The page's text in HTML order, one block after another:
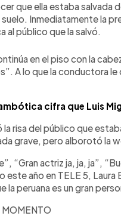
que ella estaba salvada
Inmediatamente la
al público que la salvó.
en el piso con la
A lo que la conductora
cifra que Luis
risa del público que
grave, pero alborotó la
“Gran actriz ja, ja, ja”,
este año en TELE 5,
la peruana es un gran
MOMENTO